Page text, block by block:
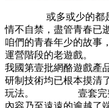
或多或少的都是在
情不自禁，盡管青春已
咱們的青春年少的故事
運營階段的老遊戲
我國第壹批網酪遊戲產
研制技術均已根本摸清
玩法。 壹套完整的
內容乃至遠遠的逾越了